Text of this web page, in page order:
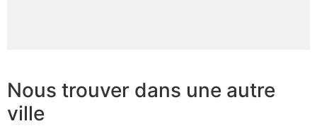
Nous trouver dans une autre
ville